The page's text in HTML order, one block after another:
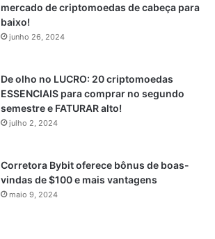
mercado de criptomoedas de cabeça para
baixo!
junho 26, 2024
De olho no LUCRO: 20 criptomoedas
ESSENCIAIS para comprar no segundo
semestre e FATURAR alto!
julho 2, 2024
Corretora Bybit oferece bônus de boas-
vindas de $100 e mais vantagens
maio 9, 2024